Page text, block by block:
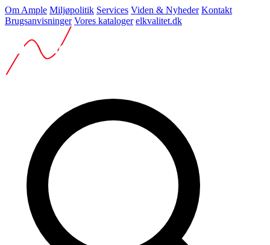
Om Ample Miljøpolitik Services Viden & Nyheder Kontakt
Brugsanvisninger Vores kataloger elkvalitet.dk